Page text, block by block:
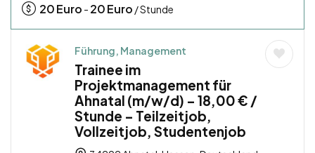
20Euro - 20Euro / Stunde
Führung, Management
Trainee im
Projektmanagement für
Ahnatal (m/w/d) – 18,00 € /
Stunde – Teilzeitjob,
Vollzeitjob, Studentenjob